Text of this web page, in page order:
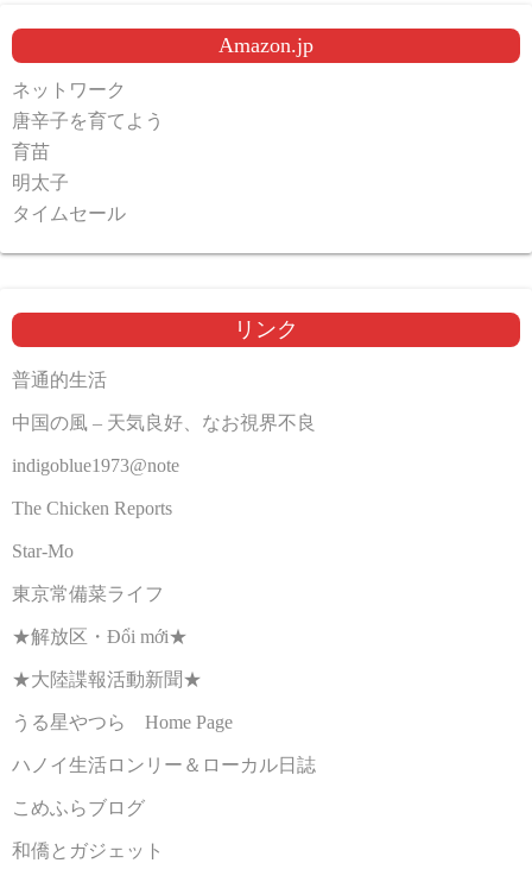
Amazon.jp
ネットワーク
唐辛子を育てよう
育苗
明太子
タイムセール
リンク
普通的生活
中国の風 – 天気良好、なお視界不良
indigoblue1973@note
The Chicken Reports
Star-Mo
東京常備菜ライフ
★解放区・Đổi mới★
★大陸諜報活動新聞★
うる星やつら Home Page
ハノイ生活ロンリー＆ローカル日誌
こめふらブログ
和僑とガジェット